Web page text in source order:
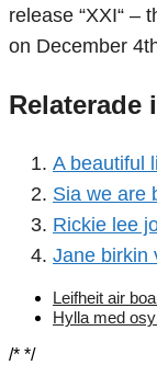
release “XXI“ –
on December
Relaterade
A beautiful
Sia we are
Rickie lee
Jane birkin
Leifheit air
Hylla med
/* */